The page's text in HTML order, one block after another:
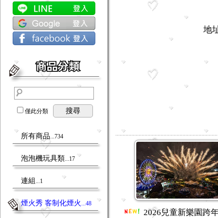
僅此分類 搜尋
所有商品 ...734
泡泡機玩具類 ...17
連組 ...1
煙火秀 客制化煙火 ...48
地
2026兒童新樂園跨